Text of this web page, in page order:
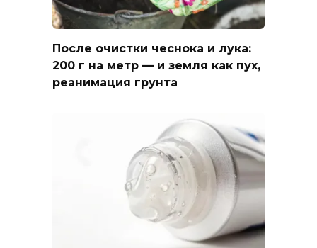
После очистки чеснока и лука:
200 г на метр — и земля как пух,
реанимация грунта